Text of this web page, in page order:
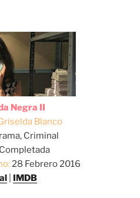
Negra II
Blanco
Criminal
Completada
28 Febrero 2016
IMDB